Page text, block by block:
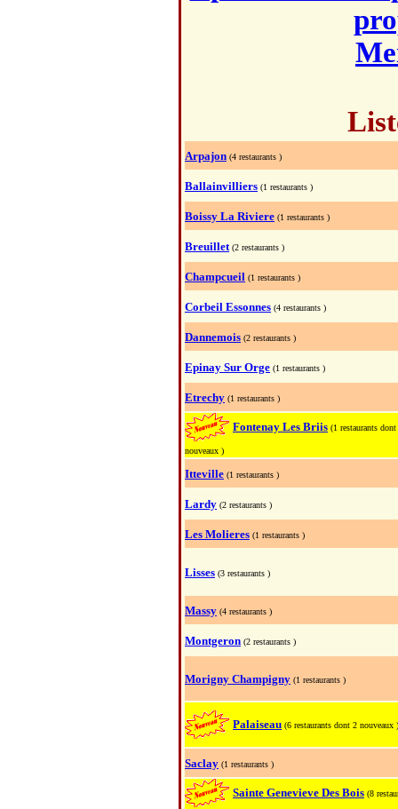
Arpajon (4 restaurants )
Ballainvilliers (1 restaurants )
Boissy La Riviere (1 restaurants )
Breuillet (2 restaurants )
Champcueil (1 restaurants )
Corbeil Essonnes (4 restaurants )
Dannemois (2 restaurants )
Epinay Sur Orge (1 restaurants )
Etrechy (1 restaurants )
Fontenay Les Briis (1 restaurants dont
nouveaux )
Itteville (1 restaurants )
Lardy (2 restaurants )
Les Molieres (1 restaurants )
Lisses (3 restaurants )
Massy (4 restaurants )
Montgeron (2 restaurants )
Morigny Champigny (1 restaurants )
Palaiseau (6 restaurants dont 2 nouveaux )
Saclay (1 restaurants )
Sainte Genevieve Des Bois (8